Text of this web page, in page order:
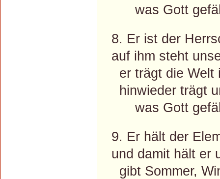
was Gott
8. Er ist der
auf ihm steht
er trägt die Welt
hinwieder trägt
was Gott
9. Er hält der
und damit hält er
gibt Sommer,